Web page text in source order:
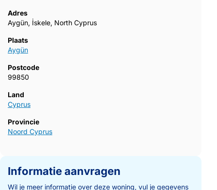
Adres
Aygün, İskele, North Cyprus
Plaats
Aygün
Postcode
99850
Land
Cyprus
Provincie
Noord Cyprus
Informatie aanvragen
Wil je meer informatie over deze woning, vul je gegevens